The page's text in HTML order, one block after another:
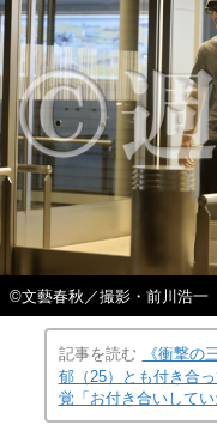
©︎文藝春秋／撮影・前川浩一
記事を読む
《衝撃の
郁（25）とも付き合
覚「お付き合いして